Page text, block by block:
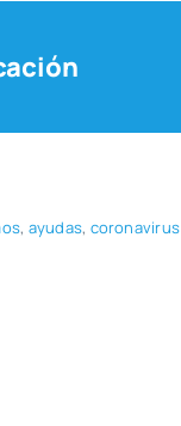
, ayu­das, coro­na­vi­rus